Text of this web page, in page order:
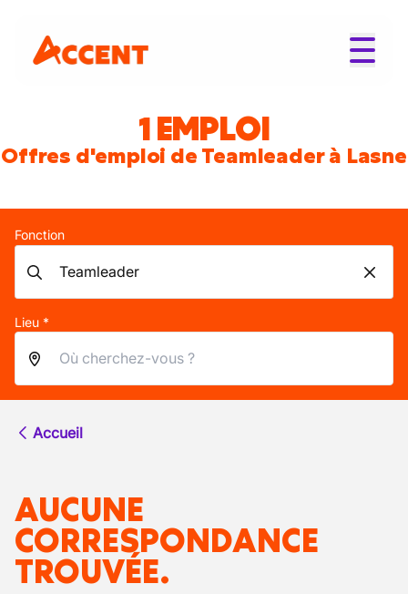
1 EMPLOI
Offres d'emploi de Teamleader à Lasne
Fonction
Lieu *
Accueil
AUCUNE
CORRESPONDANCE
TROUVÉE.